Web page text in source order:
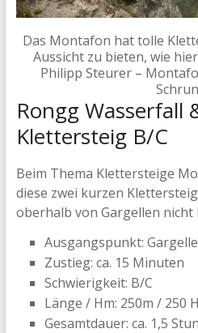
Das Montafon hat tolle
Aussicht zu bieten, wie
Philipp Steurer –
Rongg Wasserfall
Klettersteig B/C
Beim Thema Klettersteige
diese zwei kurzen
oberhalb von Gargellen nicht
Ausgangspunkt:
Zustieg: ca. 15 Minuten
Schwierigkeit: B/C
Länge / Hm: 250m / 250
Gesamtdauer: ca. 1,5